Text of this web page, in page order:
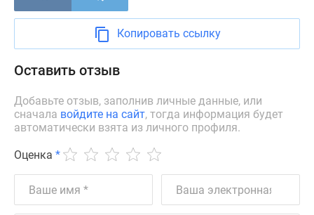
Апартаменты
#рассрочка
ипотека
Квартиры
скидками
Видео
Копировать ссылку
Оставить отзыв
Добавьте отзыв, заполнив личные данные, или
сначала войдите на сайт, тогда информация будет
автоматически взята из личного профиля.
Оценка *